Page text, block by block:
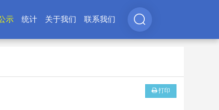
示 统计 关于我们 联系我们
打印